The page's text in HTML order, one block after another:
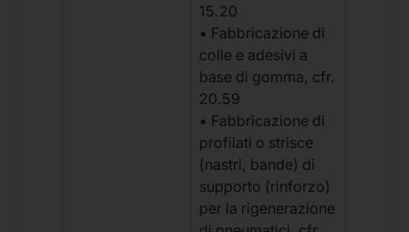
15.20
• Fabbricazione di
colle e adesivi a
base di gomma, cfr.
20.59
• Fabbricazione di
profilati o strisce
(nastri, bande) di
supporto (rinforzo)
per la rigenerazione